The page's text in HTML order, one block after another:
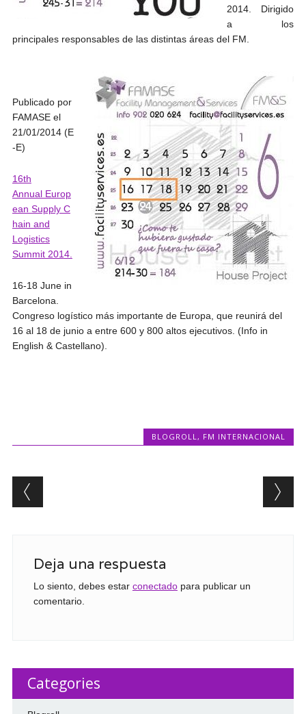
2014. Dirigido
a los
principales responsables de las distintas áreas del FM.
Publicado por
FAMASE el
21/01/2014 (E
-E)
16th
Annual Europ
ean Supply C
hain and
Logistics
Summit 2014.
16-18 June in
Barcelona.
Congreso logístico más importante de Europa, que reunirá del
16 al 18 de junio a entre 600 y 800 altos ejecutivos. (Info in
English & Castellano).
BLOGROLL, FM INTERNACIONAL
Post navigation
Deja una respuesta
Lo siento, debes estar conectadopara publicar un
comentario.
Categories